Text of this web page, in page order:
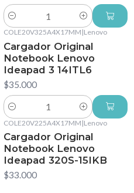
Cantidad
COLE20V325A4X17MM |Lenovo
Cargador Original
Notebook Lenovo
Ideapad 3 14ITL6
$35.000
Cantidad
COLE20V225A4X17MM |Lenovo
Cargador Original
Notebook Lenovo
Ideapad 320S-15IKB
$33.000